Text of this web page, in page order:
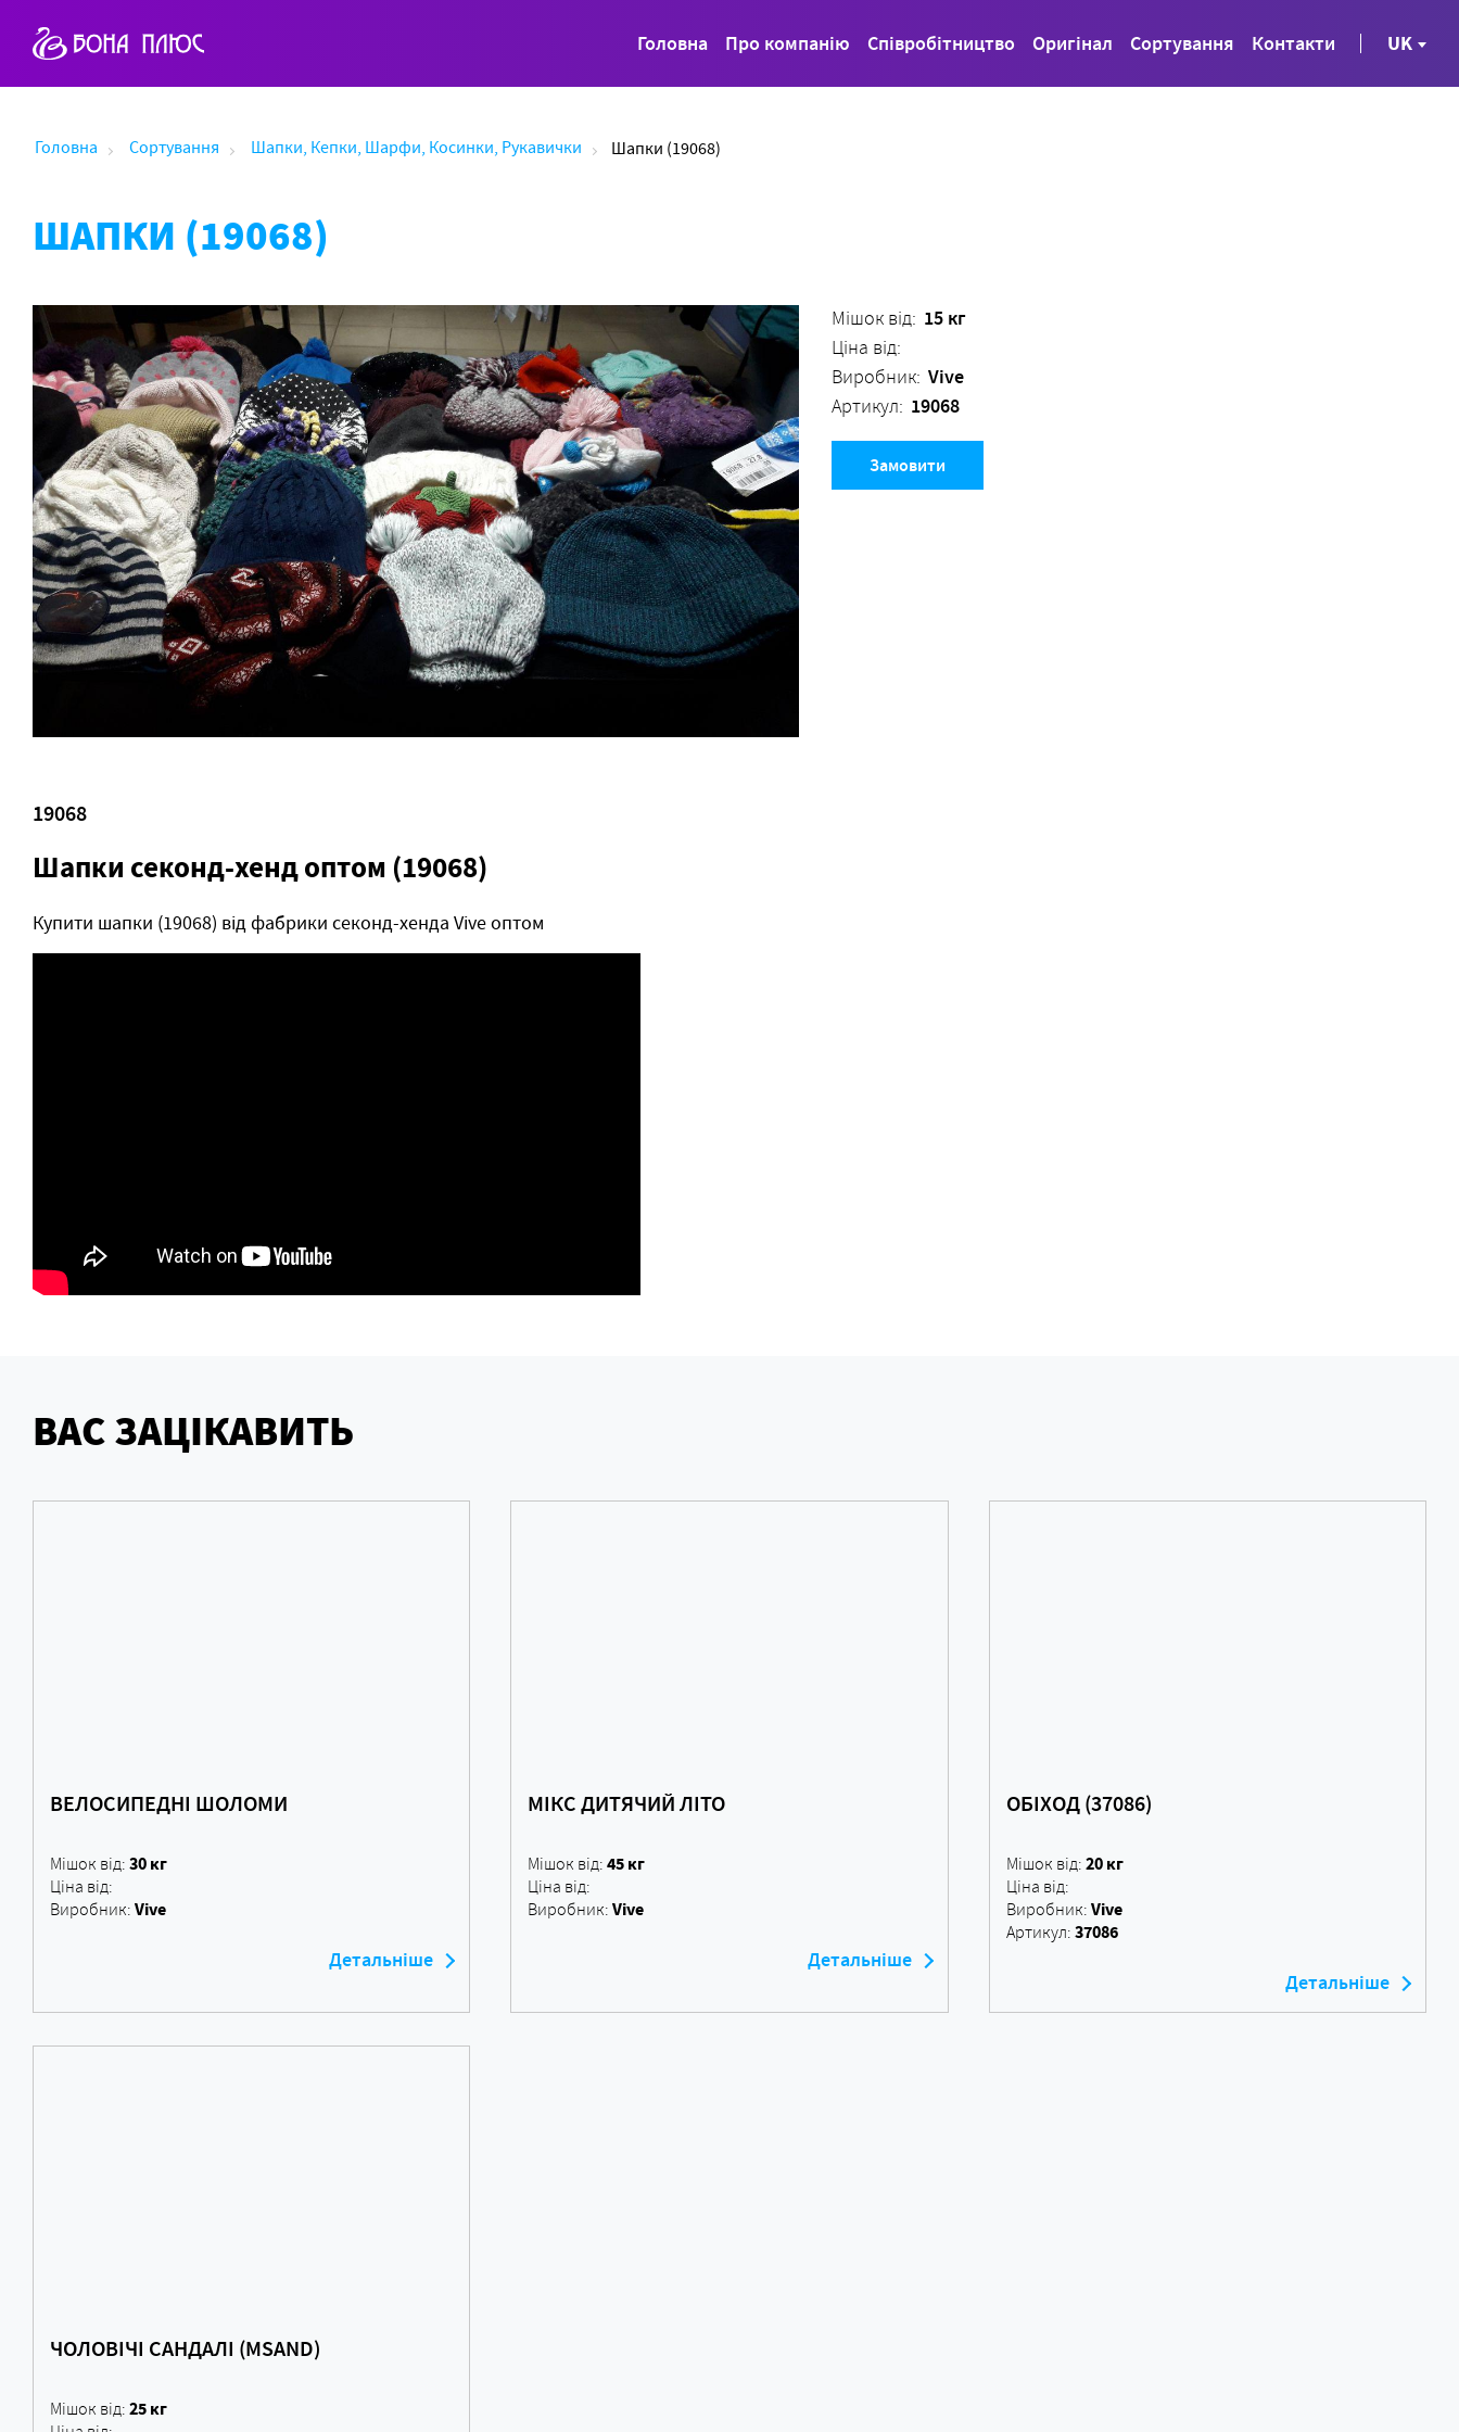
Головна Про компанію Співробітництво Оригінал Сортування Контакти UK
Головна Сортування Шапки, Кепки, Шарфи, Косинки, Рукавички Шапки (19068)
ШАПКИ (19068)
Мішок від: 15 кг
Ціна від:
Виробник: Vive
Артикул: 19068
Замовити
19068
Шапки секонд-хенд оптом (19068)
Купити шапки (19068) від фабрики секонд-хенда Vive оптом
ВАС ЗАЦІКАВИТЬ
ВЕЛОСИПЕДНІ ШОЛОМИ
Мішок від: 30 кг
Ціна від:
Виробник: Vive
Детальніше
МІКС ДИТЯЧИЙ ЛІТО
Мішок від:45 кг
Ціна від:
Виробник:Vive
Детальніше
ОБІХОД (37086)
Мішок від: 20 кг
Ціна від:
Виробник: Vive
Артикул: 37086
Детальніше
ЧОЛОВІЧІ САНДАЛІ (MSAND)
Мішок від: 25 кг